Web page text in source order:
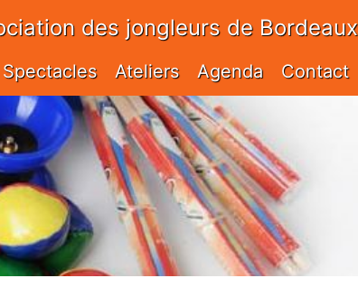
des jongleurs de Bordeaux
Spectacles Ateliers Agenda Contact